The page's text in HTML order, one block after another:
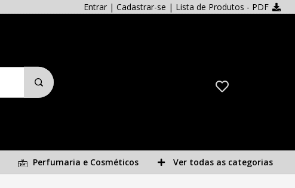
Entrar | Cadastrar-se | Lista de Produtos - PDF
Perfumaria e Cosméticos Ver todas as categorias